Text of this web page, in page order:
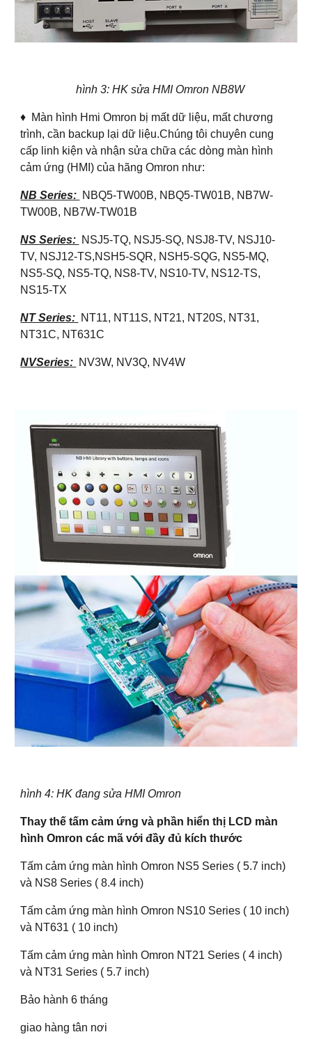
hình 3: HK sửa HMI Omron NB8W
♦ Màn hình Hmi Omron bị mất dữ liệu, mất chương
trình, cần backup lại dữ liệu.Chúng tôi chuyên cung
cấp linh kiện và nhận sửa chữa các dòng màn hình
cảm ứng (HMI) của hãng Omron như:
NB Series: NBQ5-TW00B, NBQ5-TW01B, NB7W-
TW00B, NB7W-TW01B
NS Series: NSJ5-TQ, NSJ5-SQ, NSJ8-TV, NSJ10-
TV, NSJ12-TS,NSH5-SQR, NSH5-SQG, NS5-MQ,
NS5-SQ, NS5-TQ, NS8-TV, NS10-TV, NS12-TS,
NS15-TX
NT Series: NT11, NT11S, NT21, NT20S, NT31,
NT31C, NT631C
NVSeries: NV3W, NV3Q, NV4W
hình 4: HK đang sửa HMI Omron
Thay thế tấm cảm ứng và phần hiển thị LCD màn
hình Omron các mã với đầy đủ kích thước
Tấm cảm ứng màn hình Omron NS5 Series ( 5.7 inch)
và NS8 Series ( 8.4 inch)
Tấm cảm ứng màn hình Omron NS10 Series ( 10 inch)
và NT631 ( 10 inch)
Tấm cảm ứng màn hình Omron NT21 Series ( 4 inch)
và NT31 Series ( 5.7 inch)
Bảo hành 6 tháng
giao hàng tân nơi